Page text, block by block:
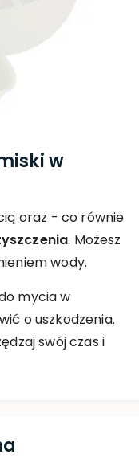
w
oraz - co równie
. Możesz
wody.
mycia w
o uszkodzenia.
swój czas i